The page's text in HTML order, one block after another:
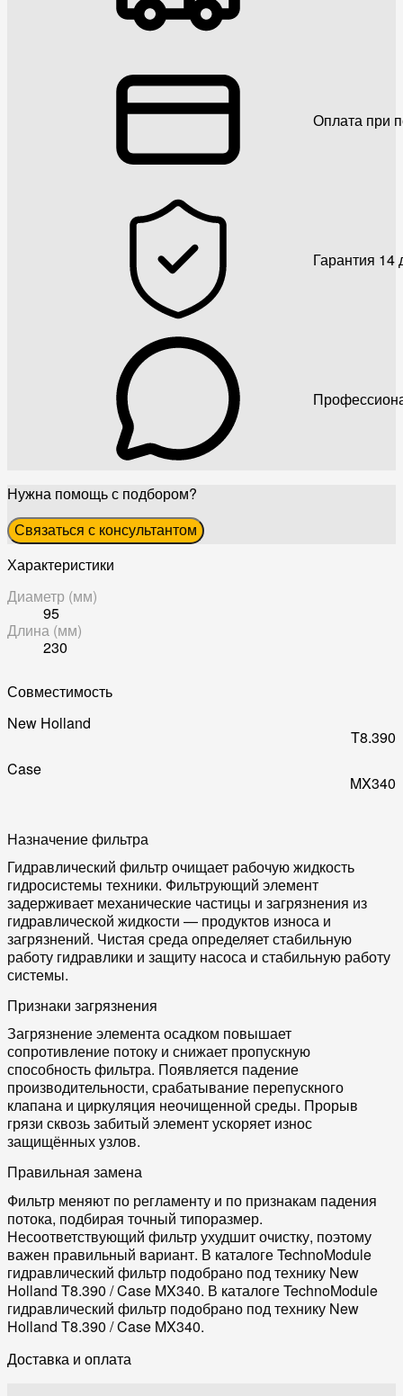
Оплата при
Гарантия 14
Нужна помощь с подбором?
Связаться с консультантом
Характеристики
Диаметр (мм)
95
Длина (мм)
230
Совместимость
New Holland
T8.390
Case
MX340
Назначение фильтра
Гидравлический фильтр очищает рабочую жидкость
гидросистемы техники. Фильтрующий элемент
задерживает механические частицы и загрязнения из
гидравлической жидкости — продуктов износа и
загрязнений. Чистая среда определяет стабильную
работу гидравлики и защиту насоса и стабильную работу
системы.
Признаки загрязнения
Загрязнение элемента осадком повышает
сопротивление потоку и снижает пропускную
способность фильтра. Появляется падение
производительности, срабатывание перепускного
клапана и циркуляция неочищенной среды. Прорыв
грязи сквозь забитый элемент ускоряет износ
защищённых узлов.
Правильная замена
Фильтр меняют по регламенту и по признакам падения
потока, подбирая точный типоразмер.
Несоответствующий фильтр ухудшит очистку, поэтому
важен правильный вариант. В каталоге TechnoModule
гидравлический фильтр подобрано под технику New
Holland T8.390 / Case MX340. В каталоге TechnoModule
гидравлический фильтр подобрано под технику New
Holland T8.390 / Case MX340.
Доставка и оплата